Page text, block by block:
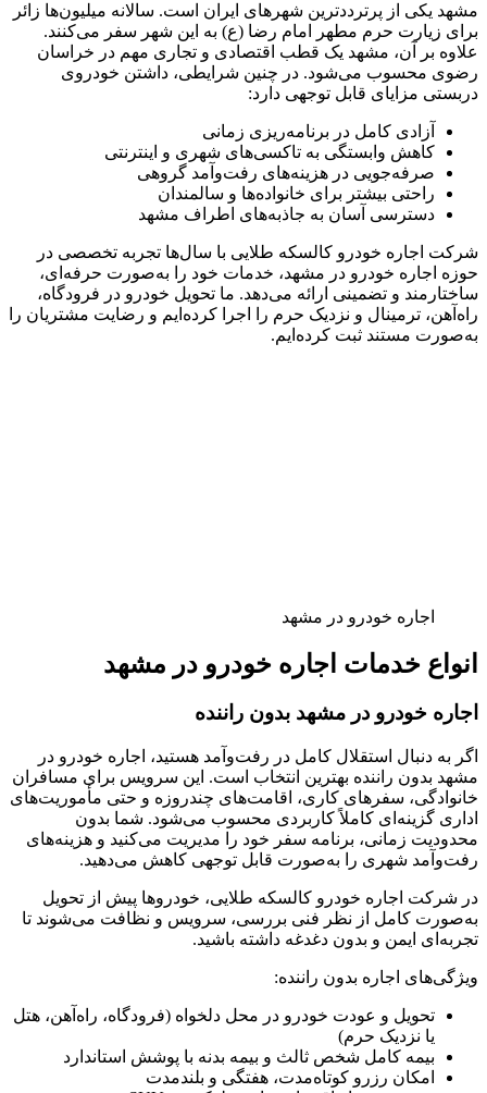
مشهد یکی از پرترددترین شهرهای ایران است. سالانه میلیون‌ها زائر
برای زیارت حرم مطهر امام رضا (ع) به این شهر سفر می‌کنند.
علاوه بر آن، مشهد یک قطب اقتصادی و تجاری مهم در خراسان
رضوی محسوب می‌شود. در چنین شرایطی، داشتن خودروی
دربستی مزایای قابل توجهی دارد:
آزادی کامل در برنامه‌ریزی زمانی
کاهش وابستگی به تاکسی‌های شهری و اینترنتی
صرفه‌جویی در هزینه‌های رفت‌وآمد گروهی
راحتی بیشتر برای خانواده‌ها و سالمندان
دسترسی آسان به جاذبه‌های اطراف مشهد
شرکت اجاره خودرو کالسکه طلایی با سال‌ها تجربه تخصصی در
حوزه اجاره خودرو در مشهد، خدمات خود را به‌صورت حرفه‌ای،
ساختارمند و تضمینی ارائه می‌دهد. ما تحویل خودرو در فرودگاه،
راه‌آهن، ترمینال و نزدیک حرم را اجرا کرده‌ایم و رضایت مشتریان را
به‌صورت مستند ثبت کرده‌ایم.
اجاره خودرو در مشهد
انواع خدمات اجاره خودرو در مشهد
اجاره خودرو در مشهد بدون راننده
اگر به دنبال استقلال کامل در رفت‌وآمد هستید، اجاره خودرو در
مشهد بدون راننده بهترین انتخاب است. این سرویس برای مسافران
خانوادگی، سفرهای کاری، اقامت‌های چندروزه و حتی مأموریت‌های
اداری گزینه‌ای کاملاً کاربردی محسوب می‌شود. شما بدون
محدودیت زمانی، برنامه سفر خود را مدیریت می‌کنید و هزینه‌های
رفت‌وآمد شهری را به‌صورت قابل توجهی کاهش می‌دهید.
در شرکت اجاره خودرو کالسکه طلایی، خودروها پیش از تحویل
به‌صورت کامل از نظر فنی بررسی، سرویس و نظافت می‌شوند تا
تجربه‌ای ایمن و بدون دغدغه داشته باشید.
ویژگی‌های اجاره بدون راننده:
تحویل و عودت خودرو در محل دلخواه (فرودگاه، راه‌آهن، هتل
یا نزدیک حرم)
بیمه کامل شخص ثالث و بیمه بدنه با پوشش استاندارد
امکان رزرو کوتاه‌مدت، هفتگی و بلندمدت